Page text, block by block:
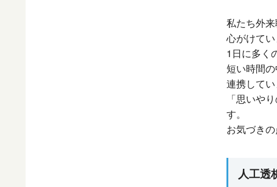
私たち外
心がけてい
1日に多く
短い時間
連携してい
「思いや
す。
お気づき
人工透